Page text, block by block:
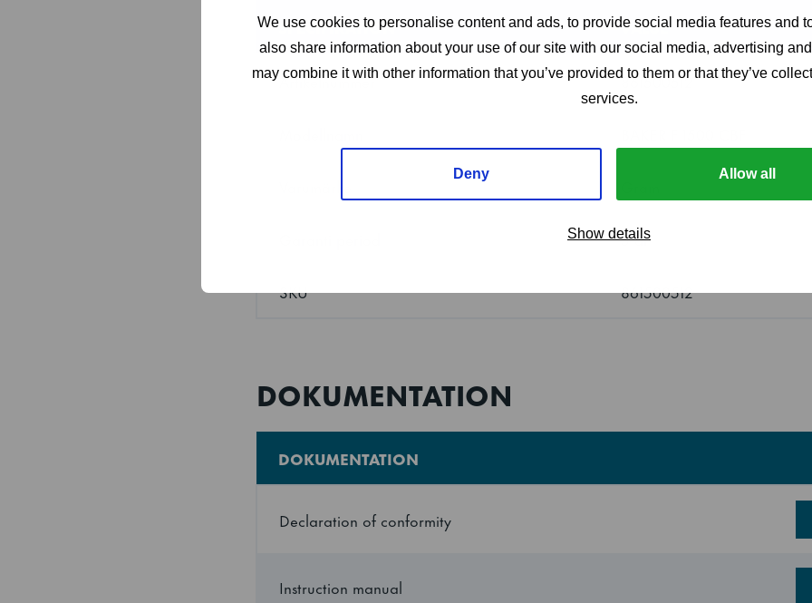
We use cookies to personalise content and ads, to provide social media features and
also share information about your use of our site with our social media, advertising
may combine it with other information that you’ve provided to them or that they’ve
services.
Deny Allow all
Show details
SPECIFIKATION VALUE
Artikelnummer 861500512
5 år
SKU 861500512
DOKUMENTATION
DOKUMENTATION
Declaration of conformity
Instruction manual